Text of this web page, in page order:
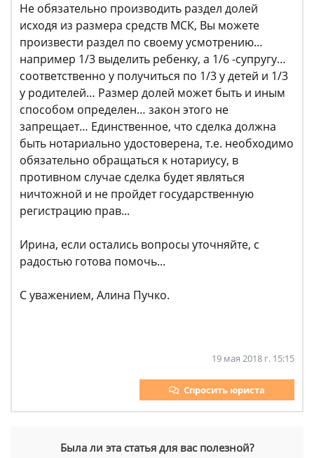
Не обязательно производить раздел долей
исходя из размера средств МСК, Вы можете
произвести раздел по своему усмотрению…
например 1/3 выделить ребенку, а 1/6 -супругу…
соответственно у получиться по 1/3 у детей и 1/3
у родителей… Размер долей может быть и иным
способом определен… закон этого не
запрещает… Единственное, что сделка должна
быть нотариально удостоверена, т.е. необходимо
обязательно обращаться к нотариусу, в
противном случае сделка будет являться
ничтожной и не пройдет государственную
регистрацию прав...
Ирина, если остались вопросы уточняйте, с
радостью готова помочь...
С уважением, Алина Пучко.
19 мая 2018 г. 15:15
Спросить юриста
Была ли эта статья для вас полезной?